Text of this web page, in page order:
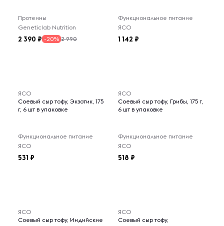
Протеины
Geneticlab Nutrition
2 390 -20% 2 990
Функциональное питание
ЯСО
1 142
ЯСО
Соевый сыр тофу, Экзотик, 175
г, 6 шт в упаковке
Функциональное питание
ЯСО
531
ЯСО
Соевый сыр тофу, Грибы, 175 г,
6 шт в упаковке
Функциональное питание
ЯСО
518
ЯСО
Соевый сыр тофу, Индийские
ЯСО
Соевый сыр тофу,